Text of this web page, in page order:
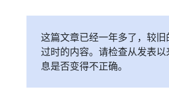
这篇文章已经一年多了，较
过时的内容。请检查从发表
息是否变得不正确。